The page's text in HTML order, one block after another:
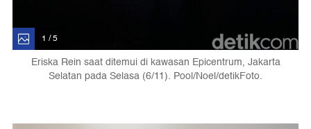
1 / 5
Eriska Rein saat ditemui di kawasan Epicentrum, Jakarta
Selatan pada Selasa (6/11). Pool/Noel/detikFoto.